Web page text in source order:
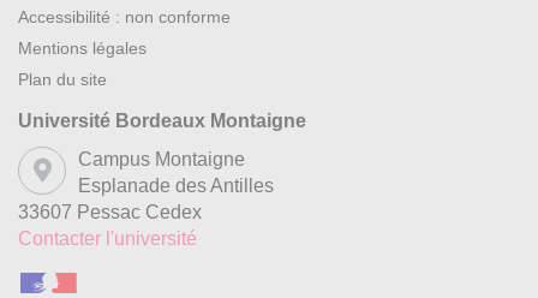
Accessibilité : non conforme
Mentions légales
Plan du site
Université Bordeaux Montaigne
Campus Montaigne
Esplanade des Antilles
33607 Pessac Cedex
Contacter l'université